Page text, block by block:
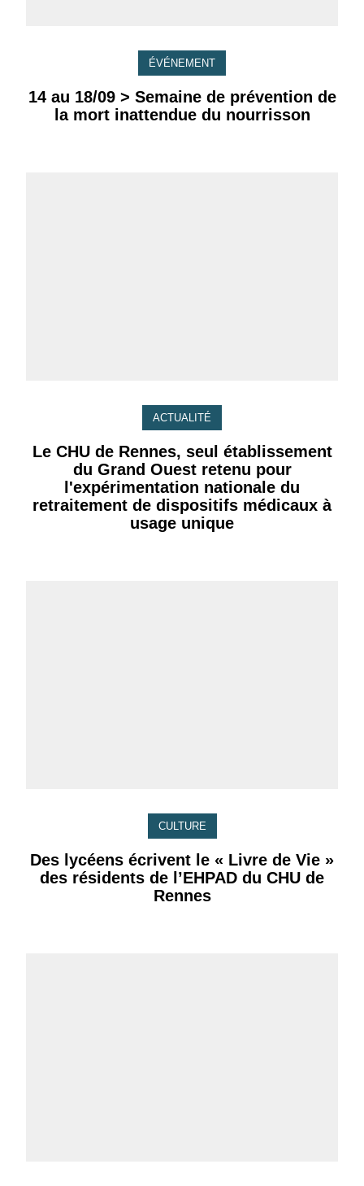
ÉVÉNEMENT
14 au 18/09 > Semaine de prévention de
la mort inattendue du nourrisson
ACTUALITÉ
Le CHU de Rennes, seul établissement
du Grand Ouest retenu pour
l'expérimentation nationale du
retraitement de dispositifs médicaux à
usage unique
CULTURE
Des lycéens écrivent le « Livre de Vie »
des résidents de l’EHPAD du CHU de
Rennes